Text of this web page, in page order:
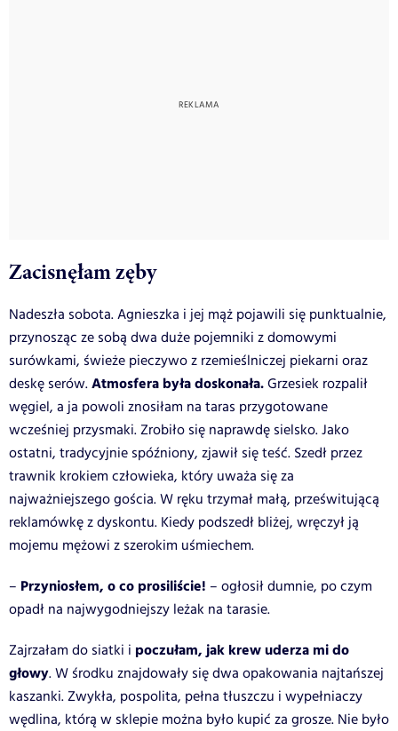
Zacisnęłam zęby
Nadeszła sobota. Agnieszka i jej mąż pojawili się punktualnie,
przynosząc ze sobą dwa duże pojemniki z domowymi
surówkami, świeże pieczywo z rzemieślniczej piekarni oraz
deskę serów.Atmosfera była doskonała.Grzesiek rozpalił
węgiel, a ja powoli znosiłam na taras przygotowane
wcześniej przysmaki. Zrobiło się naprawdę sielsko. Jako
ostatni, tradycyjnie spóźniony, zjawił się teść. Szedł przez
trawnik krokiem człowieka, który uważa się za
najważniejszego gościa. W ręku trzymał małą, prześwitującą
reklamówkę z dyskontu. Kiedy podszedł bliżej, wręczył ją
mojemu mężowi z szerokim uśmiechem.
– Przyniosłem, o co prosiliście! – ogłosił dumnie, po czym
opadł na najwygodniejszy leżak na tarasie.
Zajrzałam do siatki i poczułam, jak krew uderza mi do
głowy. W środku znajdowały się dwa opakowania najtańszej
kaszanki. Zwykła, pospolita, pełna tłuszczu i wypełniaczy
wędlina, którą w sklepie można było kupić za grosze. Nie było